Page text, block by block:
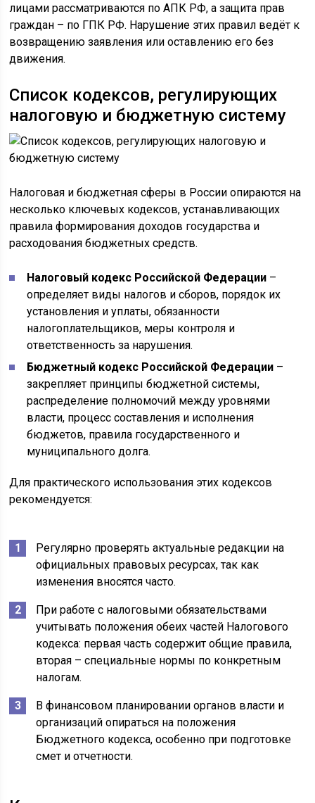
лицами рассматриваются по АПК РФ, а защита прав
граждан – по ГПК РФ. Нарушение этих правил ведёт к
возвращению заявления или оставлению его без
движения.
Список кодексов, регулирующих
налоговую и бюджетную систему
Налоговая и бюджетная сферы в России опираются на
несколько ключевых кодексов, устанавливающих
правила формирования доходов государства и
расходования бюджетных средств.
Налоговый кодекс Российской Федерации –
определяет виды налогов и сборов, порядок их
установления и уплаты, обязанности
налогоплательщиков, меры контроля и
ответственность за нарушения.
Бюджетный кодекс Российской Федерации –
закрепляет принципы бюджетной системы,
распределение полномочий между уровнями
власти, процесс составления и исполнения
бюджетов, правила государственного и
муниципального долга.
Для практического использования этих кодексов
рекомендуется:
Регулярно проверять актуальные редакции на
официальных правовых ресурсах, так как
изменения вносятся часто.
При работе с налоговыми обязательствами
учитывать положения обеих частей Налогового
кодекса: первая часть содержит общие правила,
вторая – специальные нормы по конкретным
налогам.
В финансовом планировании органов власти и
организаций опираться на положения
Бюджетного кодекса, особенно при подготовке
смет и отчетности.